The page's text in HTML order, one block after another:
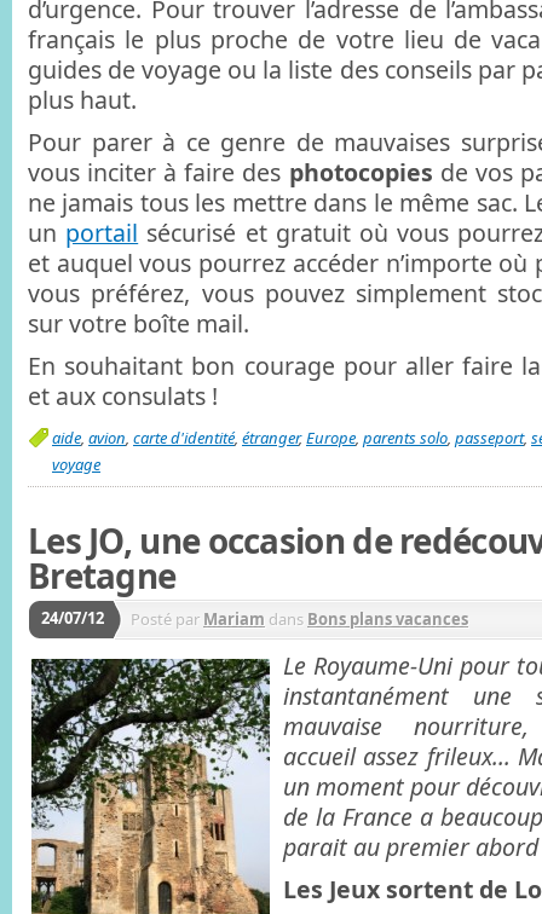
d’urgence. Pour trouver l’adresse de
français le plus proche de votre lieu de
guides de voyage ou la liste des conseils par
plus haut.
Pour parer à ce genre de mauvaises
vous inciter à faire des photocopies de vos
ne jamais tous les mettre dans le même sac.
un portail sécurisé et gratuit où vous
et auquel vous pourrez accéder n’importe
vous préférez, vous pouvez simplement
sur votre boîte mail.
En souhaitant bon courage pour aller faire
et aux consulats !
aide, avion, carte d'identité, étranger,Europe, parents solo, passeport,
voyage
Les JO, une occasion de
Bretagne
24/07/12 Posté par Mariam dans Bons plans vacances
Le Royaume-Uni pour
instantanément
mauvaise
accueil assez frileux…
un moment pour
de la France a
parait au premier
Les Jeux sortent de